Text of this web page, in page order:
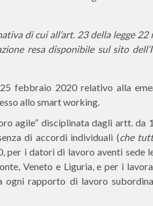
di cui all’art. 23 della legge 22
resa disponibile sul sito
febbraio 2020 relativo alla
allo smart working.
agile” disciplinata dagli artt. da
di accordi individuali (che
per i datori di lavoro aventi sede
Veneto e Liguria, e per i
rapporto di lavoro